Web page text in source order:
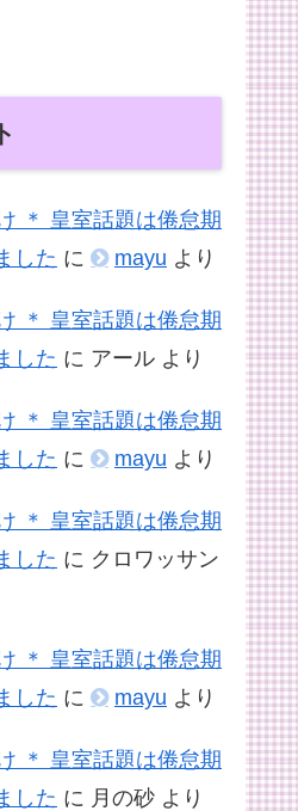
＊ 皇室話題は倦怠期
した に mayu より
＊ 皇室話題は倦怠期
した に アール より
＊ 皇室話題は倦怠期
した に mayu より
＊ 皇室話題は倦怠期
した に クロワッサン
＊ 皇室話題は倦怠期
した に mayu より
＊ 皇室話題は倦怠期
した に 月の砂 より